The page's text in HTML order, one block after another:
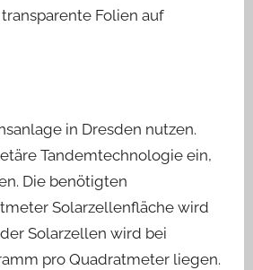
Folien auf
in Dresden nutzen.
Tandemtechnologie ein,
Die benötigten
Solarzellenfläche wird
Solarzellen wird bei
pro Quadratmeter liegen.